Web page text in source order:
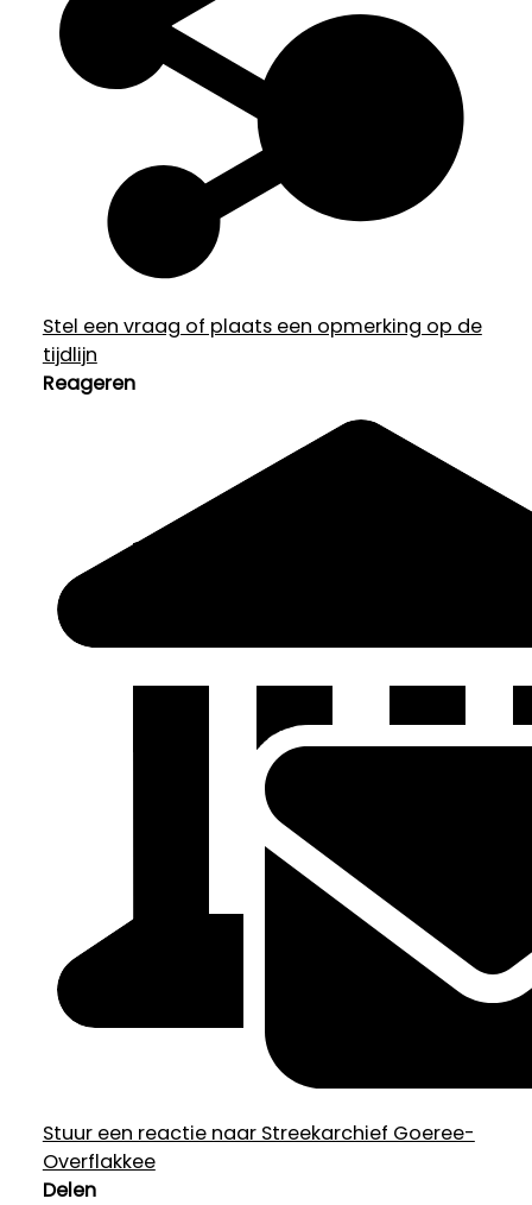
Stel een vraag of plaats een opmerking op de
tijdlijn
Reageren
Stuur een reactie naar Streekarchief Goeree-
Overflakkee
Delen